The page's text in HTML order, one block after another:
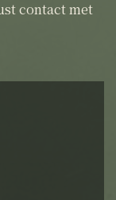
contact met